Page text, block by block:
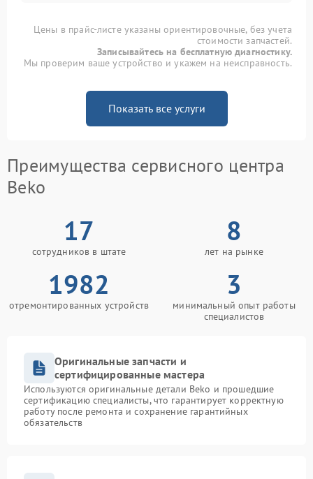
Цены в прайс-листе указаны ориентировочные, без учета
стоимости запчастей.
Записывайтесь на бесплатную диагностику.
Мы проверим ваше устройство и укажем на неисправность.
Показать все услуги
Преимущества сервисного центра
Beko
17
сотрудников в штате
8
лет на рынке
1982
отремонтированных устройств
3
минимальный опыт работы
специалистов
Оригинальные запчасти и
сертифицированные мастера
Используются оригинальные детали Beko и прошедшие
сертификацию специалисты, что гарантирует корректную
работу после ремонта и сохранение гарантийных
обязательств